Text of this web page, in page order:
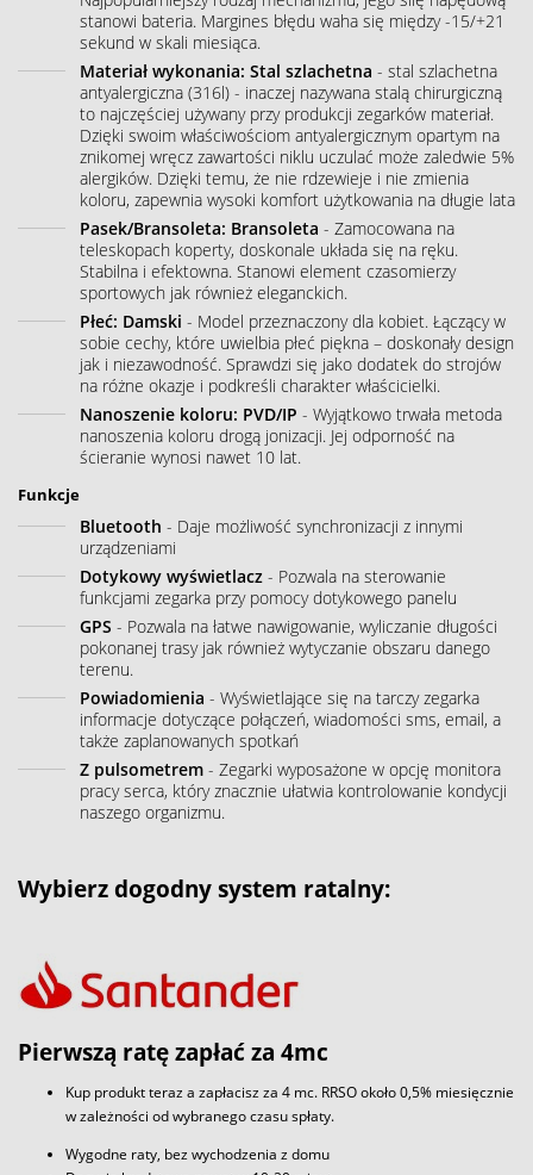
stanowi bateria. Margines błędu waha się między -15/+21
sekund w skali miesiąca.
Materiał wykonania: Stal szlachetna - stal szlachetna
antyalergiczna (316l) - inaczej nazywana stalą chirurgiczną
to najczęściej używany przy produkcji zegarków materiał.
Dzięki swoim właściwościom antyalergicznym opartym na
znikomej wręcz zawartości niklu uczulać może zaledwie 5%
alergików. Dzięki temu, że nie rdzewieje i nie zmienia
koloru, zapewnia wysoki komfort użytkowania na długie lata
Pasek/Bransoleta: Bransoleta - Zamocowana na
teleskopach koperty, doskonale układa się na ręku.
Stabilna i efektowna. Stanowi element czasomierzy
sportowych jak również eleganckich.
Płeć: Damski - Model przeznaczony dla kobiet. Łączący w
sobie cechy, które uwielbia płeć piękna – doskonały design
jak i niezawodność. Sprawdzi się jako dodatek do strojów
na różne okazje i podkreśli charakter właścicielki.
Nanoszenie koloru: PVD/IP - Wyjątkowo trwała metoda
nanoszenia koloru drogą jonizacji. Jej odporność na
ścieranie wynosi nawet 10 lat.
Funkcje
Bluetooth - Daje możliwość synchronizacji z innymi
urządzeniami
Dotykowy wyświetlacz - Pozwala na sterowanie
funkcjami zegarka przy pomocy dotykowego panelu
GPS - Pozwala na łatwe nawigowanie, wyliczanie długości
pokonanej trasy jak również wytyczanie obszaru danego
terenu.
Powiadomienia - Wyświetlające się na tarczy zegarka
informacje dotyczące połączeń, wiadomości sms, email, a
także zaplanowanych spotkań
Z pulsometrem - Zegarki wyposażone w opcję monitora
pracy serca, który znacznie ułatwia kontrolowanie kondycji
naszego organizmu.
Wybierz dogodny system ratalny:
Pierwszą ratę zapłać za 4mc
Kup produkt teraz a zapłacisz za 4 mc. RRSO około 0,5% miesięcznie
w zależności od wybranego czasu spłaty.
Wygodne raty, bez wychodzenia z domu